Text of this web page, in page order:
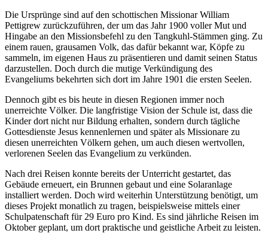
Die Ursprünge sind auf den schottischen Missionar William
Pettigrew zurückzuführen, der um das Jahr 1900 voller Mut und
Hingabe an den Missionsbefehl zu den Tangkuhl-Stämmen ging. Zu
einem rauen, grausamen Volk, das dafür bekannt war, Köpfe zu
sammeln, im eigenen Haus zu präsentieren und damit seinen Status
darzustellen. Doch durch die mutige Verkündigung des
Evangeliums bekehrten sich dort im Jahre 1901 die ersten Seelen.
Dennoch gibt es bis heute in diesen Regionen immer noch
unerreichte Völker. Die langfristige Vision der Schule ist, dass die
Kinder dort nicht nur Bildung erhalten, sondern durch tägliche
Gottesdienste Jesus kennenlernen und später als Missionare zu
diesen unerreichten Völkern gehen, um auch diesen wertvollen,
verlorenen Seelen das Evangelium zu verkünden.
Nach drei Reisen konnte bereits der Unterricht gestartet, das
Gebäude erneuert, ein Brunnen gebaut und eine Solaranlage
installiert werden. Doch wird weiterhin Unterstützung benötigt, um
dieses Projekt monatlich zu tragen, beispielsweise mittels einer
Schulpatenschaft für 29 Euro pro Kind. Es sind jährliche Reisen im
Oktober geplant, um dort praktische und geistliche Arbeit zu leisten.